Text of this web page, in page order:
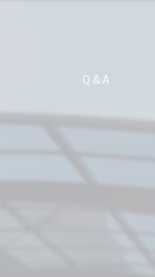
Q&A